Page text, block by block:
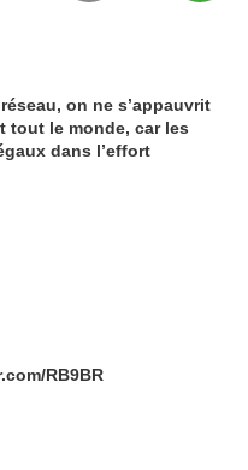
on ne s’appauvrit
tout le monde, car les
dans l’effort
RB9BR